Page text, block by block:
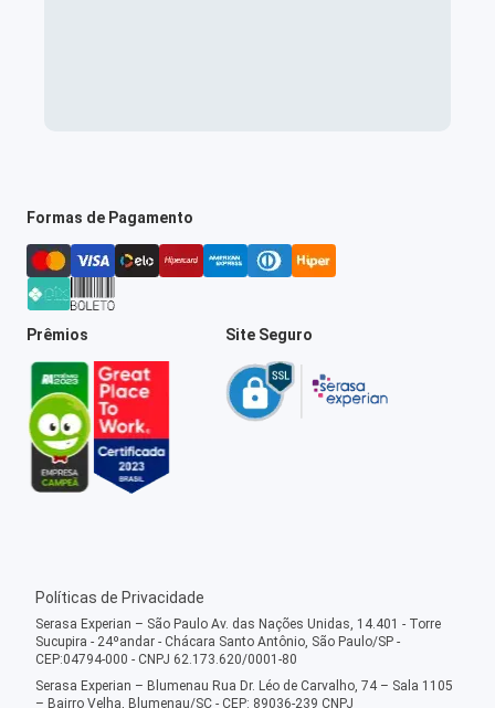
Formas de Pagamento
Prêmios Site Seguro
Políticas de Privacidade
Serasa Experian – São Paulo Av. das Nações Unidas, 14.401 - Torre
Sucupira - 24ºandar - Chácara Santo Antônio, São Paulo/SP -
CEP:04794-000 - CNPJ 62.173.620/0001-80
Serasa Experian – Blumenau Rua Dr. Léo de Carvalho, 74 – Sala 1105
– Bairro Velha, Blumenau/SC - CEP: 89036-239 CNPJ